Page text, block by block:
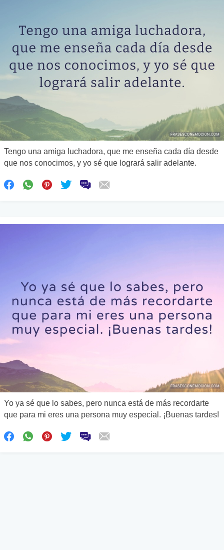
Tengo una amiga luchadora, que me enseña cada día desde
que nos conocimos, y yo sé que logrará salir adelante.
Yo ya sé que lo sabes, pero nunca está de más recordarte
que para mi eres una persona muy especial. ¡Buenas tardes!